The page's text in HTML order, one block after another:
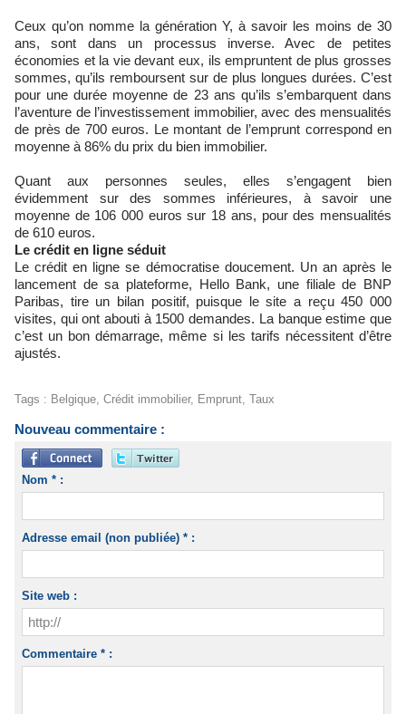
Ceux qu’on nomme la génération Y, à savoir les moins de 30
ans, sont dans un processus inverse. Avec de petites
économies et la vie devant eux, ils empruntent de plus grosses
sommes, qu’ils remboursent sur de plus longues durées. C’est
pour une durée moyenne de 23 ans qu’ils s’embarquent dans
l’aventure de l’investissement immobilier, avec des mensualités
de près de 700 euros. Le montant de l’emprunt correspond en
moyenne à 86% du prix du bien immobilier.
Quant aux personnes seules, elles s’engagent bien
évidemment sur des sommes inférieures, à savoir une
moyenne de 106 000 euros sur 18 ans, pour des mensualités
de 610 euros.
Le crédit en ligne séduit
Le crédit en ligne se démocratise doucement. Un an après le
lancement de sa plateforme, Hello Bank, une filiale de BNP
Paribas, tire un bilan positif, puisque le site a reçu 450 000
visites, qui ont abouti à 1500 demandes. La banque estime que
c’est un bon démarrage, même si les tarifs nécessitent d’être
ajustés.
Tags : Belgique Crédit immobilier, Emprunt Taux
Nouveau commentaire :
Nom * :
Adresse email (non publiée) * :
Site web :
Commentaire * :